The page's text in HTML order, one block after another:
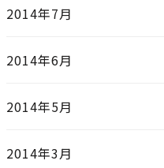
2014年7月
2014年6月
2014年5月
2014年3月